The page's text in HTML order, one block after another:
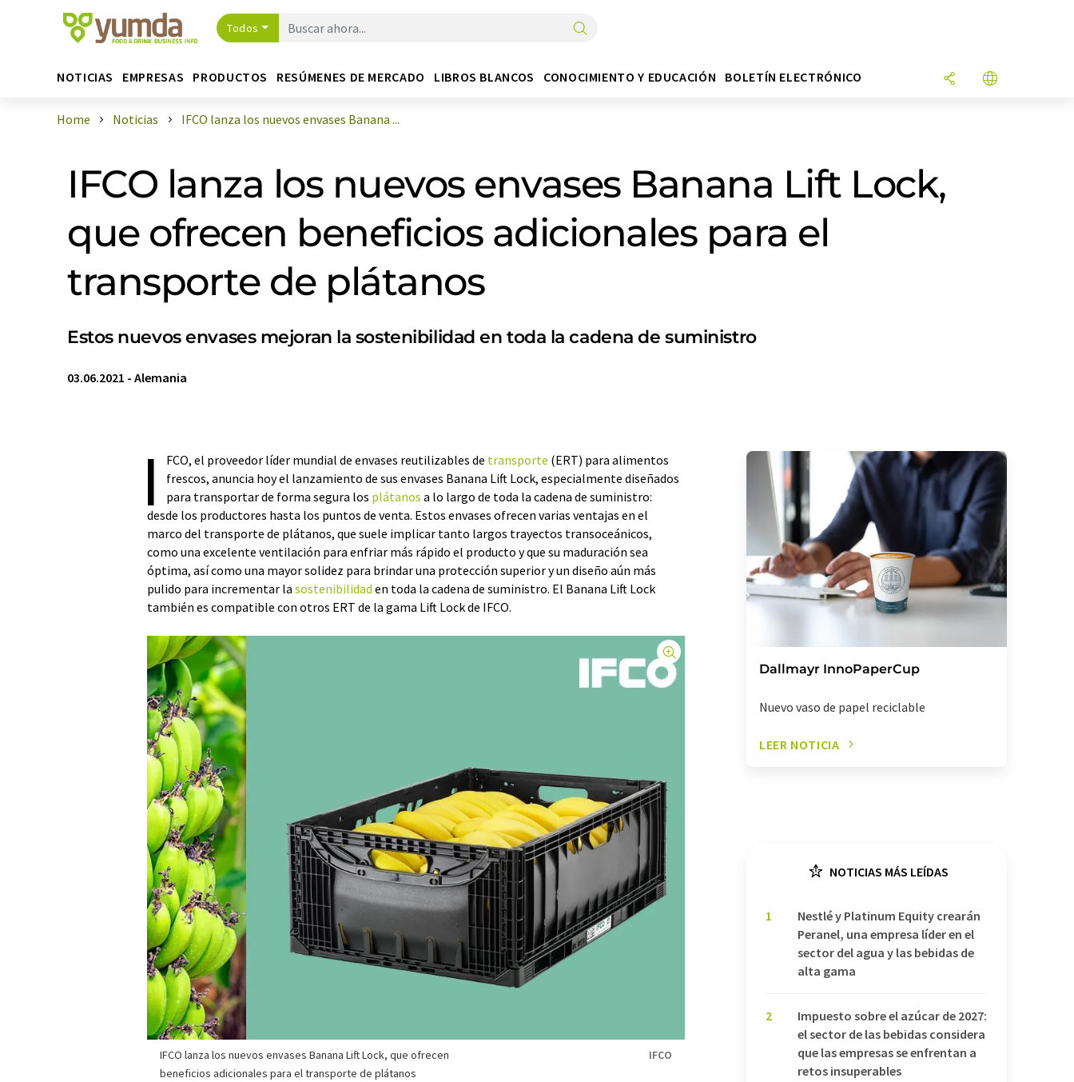
Todos
NOTICIAS EMPRESAS PRODUCTOS RESÚMENES DE MERCADO LIBROS BLANCOS CONOCIMIENTO Y EDUCACIÓN BOLETÍN ELECTRÓNICO
Home Noticias IFCO lanza los nuevos envases Banana ...
IFCO lanza los nuevos envases Banana Lift Lock,
que ofrecen beneficios adicionales para el
transporte de plátanos
Estos nuevos envases mejoran la sostenibilidad en toda la cadena de suministro
03.06.2021 - Alemania
I FCO, el proveedor líder mundial de envases reutilizables de transporte (ERT) para alimentos
frescos, anuncia hoy el lanzamiento de sus envases Banana Lift Lock, especialmente diseñados
para transportar de forma segura los plátanos a lo largo de toda la cadena de suministro:
desde los productores hasta los puntos de venta. Estos envases ofrecen varias ventajas en el
marco del transporte de plátanos, que suele implicar tanto largos trayectos transoceánicos,
como una excelente ventilación para enfriar más rápido el producto y que su maduración sea
óptima, así como una mayor solidez para brindar una protección superior y un diseño aún más
pulido para incrementar la sostenibilidad en toda la cadena de suministro. El Banana Lift Lock
también es compatible con otros ERT de la gama Lift Lock de IFCO.
IFCO lanza los nuevos envases Banana Lift Lock, que ofrecen
beneficios adicionales para el transporte de plátanos
IFCO
Dallmayr InnoPaperCup
Nuevo vaso de papel reciclable
LEER NOTICIA
NOTICIAS MÁS LEÍDAS
1
Nestlé y Platinum Equity crearán
Peranel, una empresa líder en el
sector del agua y las bebidas de
alta gama
2
Impuesto sobre el azúcar de 2027:
el sector de las bebidas considera
que las empresas se enfrentan a
retos insuperables